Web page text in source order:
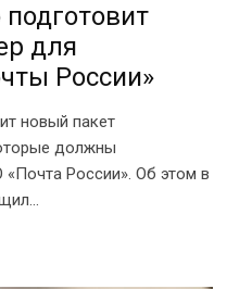
для
России»
новый пакет
должны
России». Об этом в